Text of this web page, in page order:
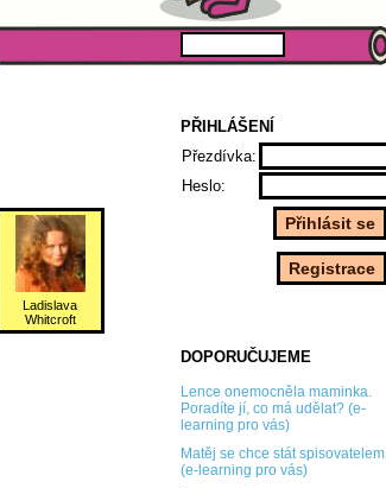
PŘIHLÁŠENÍ
Přezdívka:
Heslo:
DOPORUČUJEME
Lence onemocněla maminka.
Poradíte jí, co má udělat? (e-
learning pro vás)
Matěj se chce stát spisovatelem
(e-learning pro vás)
Ladislava
Whitcroft